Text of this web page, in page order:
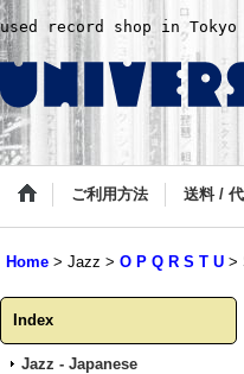
used record shop in Tokyo
ご利用方法 送料 /
Home > Jazz > O P Q R S T U >
Index
Jazz - Japanese